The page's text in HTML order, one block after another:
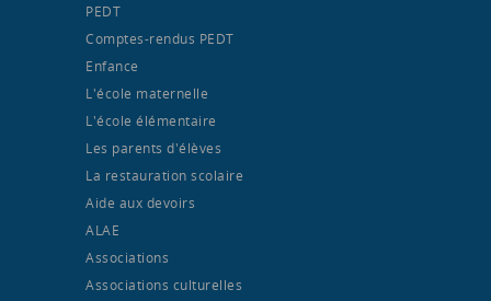
PEDT
Comptes-rendus PEDT
Enfance
L'école maternelle
L'école élémentaire
Les parents d'élèves
La restauration scolaire
Aide aux devoirs
ALAE
Associations
Associations culturelles